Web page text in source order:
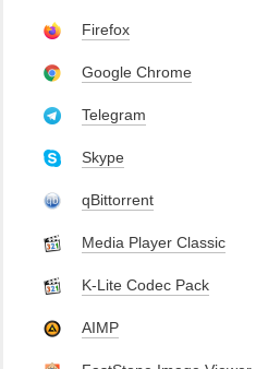
Firefox
Google Chrome
Telegram
Skype
qBittorrent
Media Player Classic
K-Lite Codec Pack
AIMP